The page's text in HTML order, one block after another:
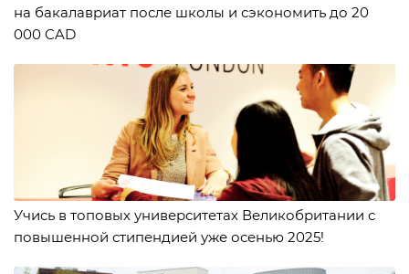
на бакалавриат после школы и сэкономить до 20
000 CAD
Учись в топовых университетах Великобритании с
повышенной стипендией уже осенью 2025!